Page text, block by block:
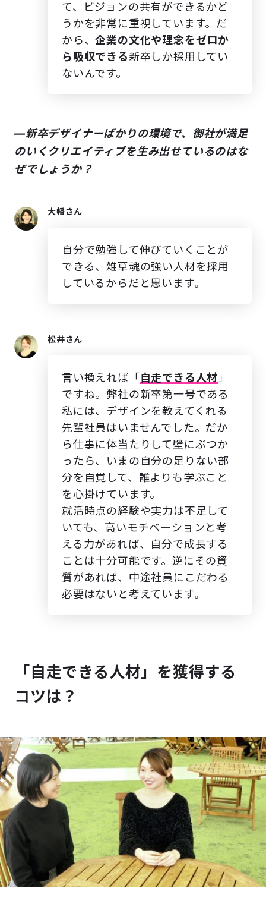
て、ビジョンの共有ができるかど
うかを非常に重視しています。だ
から、企業の文化や理念をゼロか
ら吸収できる新卒しか採用してい
ないんです。
―新卒デザイナーばかりの環境で、御社が満足
のいくクリエイティブを生み出せているのはな
ぜでしょうか？
大幡さん
自分で勉強して伸びていくことが
できる、雑草魂の強い人材を採用
しているからだと思います。
松井さん
言い換えれば「 自走できる人材 」
ですね。弊社の新卒第一号である
私には、デザインを教えてくれる
先輩社員はいませんでした。だか
ら仕事に体当たりして壁にぶつか
ったら、いまの自分の足りない部
分を自覚して、誰よりも学ぶこと
を心掛けています。
就活時点の経験や実力は不足して
いても、高いモチベーションと考
える力があれば、自分で成長する
ことは十分可能です。逆にその資
質があれば、中途社員にこだわる
必要はないと考えています。
「自走できる人材」を獲得する
コツは？